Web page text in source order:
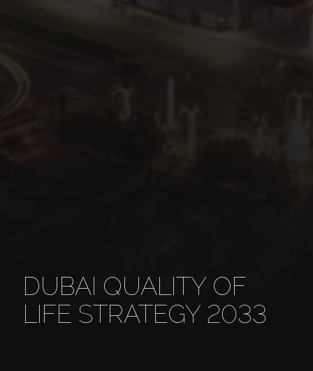
DUBAI QUALITY OF
LIFE STRATEGY 2033